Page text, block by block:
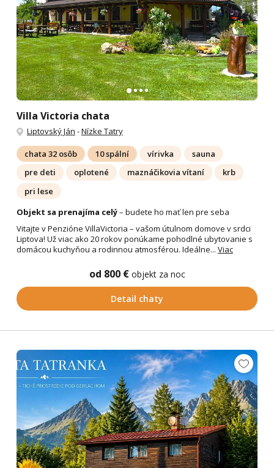
Villa Victoria chata
Liptovský Ján -Nízke Tatry
chata 32 osôb 10 spální vírivka
sauna
pre deti
oplotené maznáčikovia vítaní
krb
pri lese
Objekt sa prenajíma celý– budete ho mať len pre seba
Vitajte v Penzióne VillaVictoria – vašom útulnom domove v srdci
Liptova! Už viac ako 20 rokov ponúkame pohodlné ubytovanie s
domácou kuchyňou a rodinnou atmosférou. Ideálne... Viac
od 800 € objekt za noc
Detail chaty